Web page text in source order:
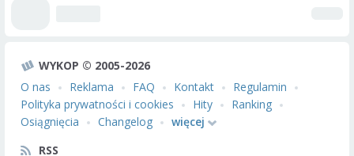
WYKOP © 2005-2026
O nas
Reklama FAQ Kontakt
Regulamin
Polityka prywatności i cookies
Hity
Ranking
Osiągnięcia
Changelog
więcej
RSS